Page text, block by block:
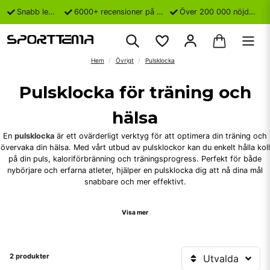
Snabb leverans 6000+ recensioner på Trustpilot Över 200 000 nöjda kunder
Hem Övrigt Pulsklocka
Pulsklocka för träning och
hälsa
En pulsklocka är ett ovärderligt verktyg för att optimera din träning och
övervaka din hälsa. Med vårt utbud av pulsklockor kan du enkelt hålla koll
på din puls, kaloriförbränning och träningsprogress. Perfekt för både
nybörjare och erfarna atleter, hjälper en pulsklocka dig att nå dina mål
snabbare och mer effektivt.
sömnmonitorering och vattenresistens, vilket gör dem till en pålitlig
Fitness & Yoga
Rehab & Återhämtning
Visa mer
2 produkter Utvalda